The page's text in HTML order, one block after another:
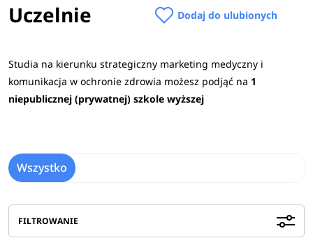
Uczelnie Dodaj do ulubionych
Studia na kierunku strategiczny marketing medyczny i
komunikacja w ochronie zdrowia możesz podjąć na 1
niepublicznej (prywatnej) szkole wyższej
Wszystko
FILTROWANIE